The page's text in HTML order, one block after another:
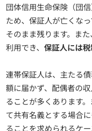
団体信用生命保険（団
ため、保証人が亡くな
そのまま残ります。ま
利用でき、 保証人には
連帯保証人は、主たる
額に届かず、配偶者の
ることが多くあります
て共有名義とする場合
ることを求められるケー